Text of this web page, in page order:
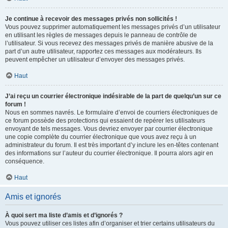
Je continue à recevoir des messages privés non sollicités !
Vous pouvez supprimer automatiquement les messages privés d’un utilisateur
en utilisant les règles de messages depuis le panneau de contrôle de
l’utilisateur. Si vous recevez des messages privés de manière abusive de la
part d’un autre utilisateur, rapportez ces messages aux modérateurs. Ils
peuvent empêcher un utilisateur d’envoyer des messages privés.
Haut
J’ai reçu un courrier électronique indésirable de la part de quelqu’un sur ce
forum !
Nous en sommes navrés. Le formulaire d’envoi de courriers électroniques de
ce forum possède des protections qui essaient de repérer les utilisateurs
envoyant de tels messages. Vous devriez envoyer par courrier électronique
une copie complète du courrier électronique que vous avez reçu à un
administrateur du forum. Il est très important d’y inclure les en-têtes contenant
des informations sur l’auteur du courrier électronique. Il pourra alors agir en
conséquence.
Haut
Amis et ignorés
À quoi sert ma liste d’amis et d’ignorés ?
Vous pouvez utiliser ces listes afin d’organiser et trier certains utilisateurs du